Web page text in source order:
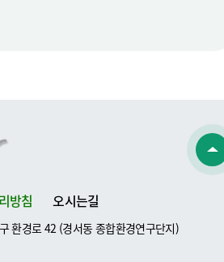
방침 오시는길
환경로 42 (경서동 종합환경연구단지)